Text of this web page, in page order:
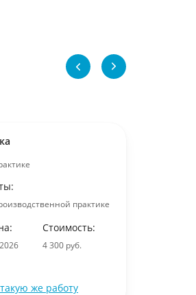
практике
Стоимость:
4 300 руб.
же работу